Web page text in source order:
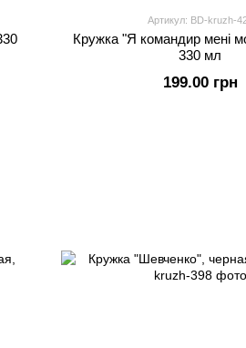
Артикул: BD-kruzh-
Кружка "Я командир мені
330 мл
199.00 грн